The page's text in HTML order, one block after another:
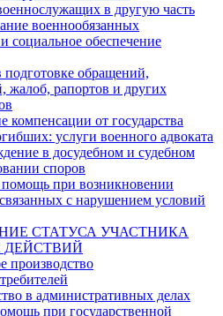
в другую часть
военнообязанных
социальное обеспечение
обращений,
жалоб, рапортов и других
компенсации от государства
услуги военного адвоката
в досудебном и судебном
споров
при возникновении
с нарушением условий
СТАТУСА УЧАСТНИКА
ДЕЙСТВИЙ
производство
в административных делах
при государственной